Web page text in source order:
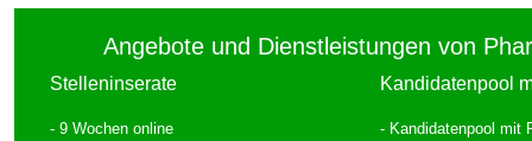
Angebote und Dienstleistungen von
Stelleninserate Kandidatenpool